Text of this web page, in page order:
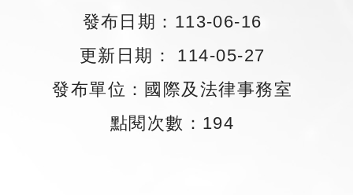
發布日期：113-06-16
更新日期： 114-05-27
發布單位：國際及法律事務室
點閱次數：194